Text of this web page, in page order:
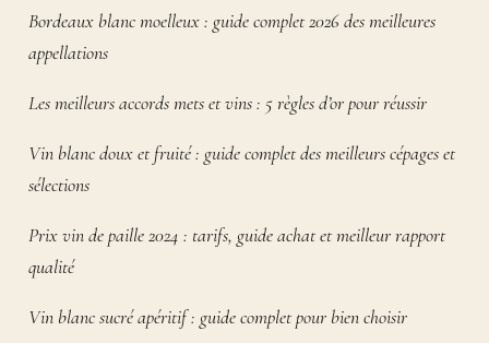
Bordeaux blanc moelleux : guide complet 2026 des meilleures
appellations
Les meilleurs accords mets et vins : 5 règles d’or pour réussir
Vin blanc doux et fruité : guide complet des meilleurs cépages et
sélections
Prix vin de paille 2024 : tarifs, guide achat et meilleur rapport
qualité
Vin blanc sucré apéritif : guide complet pour bien choisir